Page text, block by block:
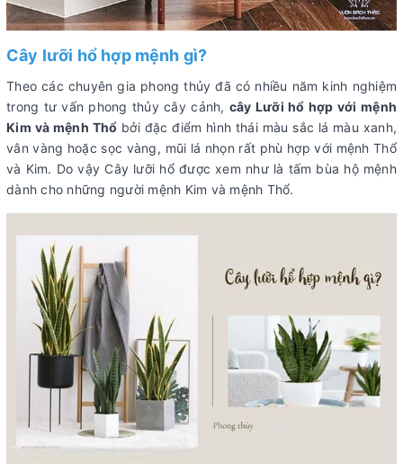
Cây lưỡi hổ hợp mệnh gì?
Theo các chuyên gia phong thủy đã có nhiều năm kinh nghiệm
trong tư vấn phong thủy cây cảnh, cây Lưỡi hổ hợp với mệnh
Kim và mệnh Thổ bởi đặc điểm hình thái màu sắc lá màu xanh,
vân vàng hoặc sọc vàng, mũi lá nhọn rất phù hợp với mệnh Thổ
và Kim. Do vậy Cây lưỡi hổ được xem như là tấm bùa hộ mệnh
dành cho những người mệnh Kim và mệnh Thổ.